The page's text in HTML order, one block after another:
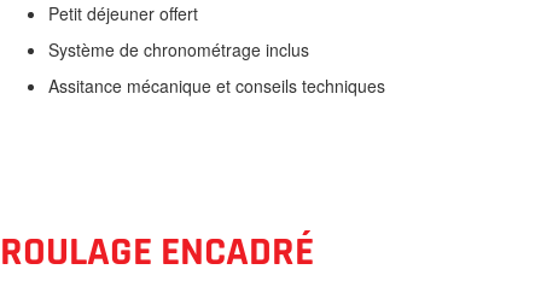
Petit déjeuner offert
Système de chronométrage inclus
Assitance mécanique et conseils techniques
ROULAGE ENCADRÉ